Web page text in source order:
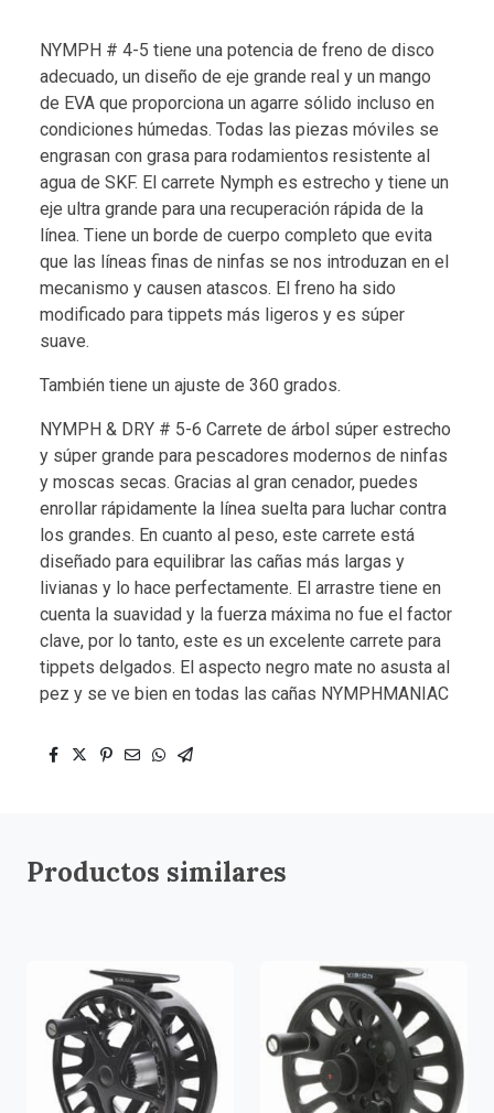
NYMPH # 4-5 tiene una potencia de freno de disco
adecuado, un diseño de eje grande real y un mango
de EVA que proporciona un agarre sólido incluso en
condiciones húmedas. Todas las piezas móviles se
engrasan con grasa para rodamientos resistente al
agua de SKF. El carrete Nymph es estrecho y tiene un
eje ultra grande para una recuperación rápida de la
línea. Tiene un borde de cuerpo completo que evita
que las líneas finas de ninfas se nos introduzan en el
mecanismo y causen atascos. El freno ha sido
modificado para tippets más ligeros y es súper
suave.
También tiene un ajuste de 360 ​​grados.
NYMPH & DRY # 5-6 Carrete de árbol súper estrecho
y súper grande para pescadores modernos de ninfas
y moscas secas. Gracias al gran cenador, puedes
enrollar rápidamente la línea suelta para luchar contra
los grandes. En cuanto al peso, este carrete está
diseñado para equilibrar las cañas más largas y
livianas y lo hace perfectamente. El arrastre tiene en
cuenta la suavidad y la fuerza máxima no fue el factor
clave, por lo tanto, este es un excelente carrete para
tippets delgados. El aspecto negro mate no asusta al
pez y se ve bien en todas las cañas NYMPHMANIAC
Productos similares